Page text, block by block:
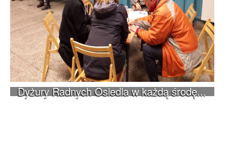
Dyżury Radnych Osiedla w każdą środę...